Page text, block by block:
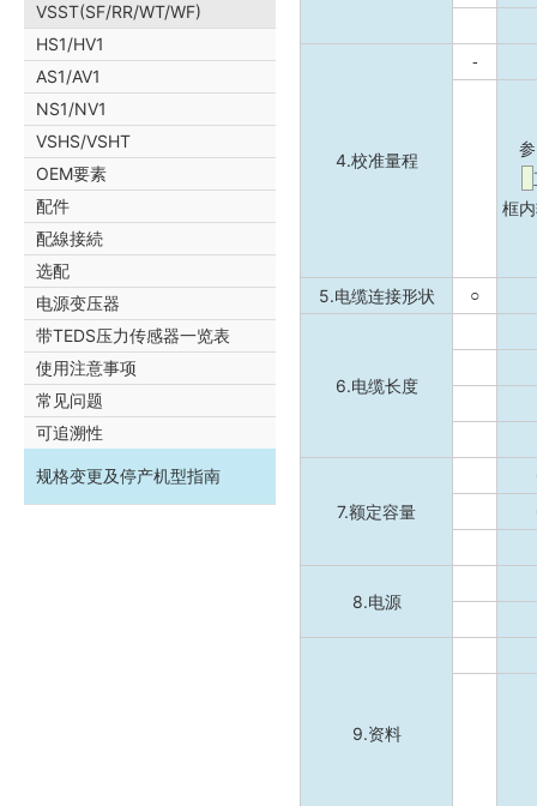
4.校准量程
-
框
5.电缆连接形状 ○
6.电缆长度
7.额定容量
8.电源
9.资料
VSST(SF/RR/WT/WF)
HS1/HV1
AS1/AV1
NS1/NV1
VSHS/VSHT
OEM要素
配件
配線接続
选配
电源变压器
带TEDS压力传感器一览表
使用注意事项
常见问题
可追溯性
规格变更及停产机型指南